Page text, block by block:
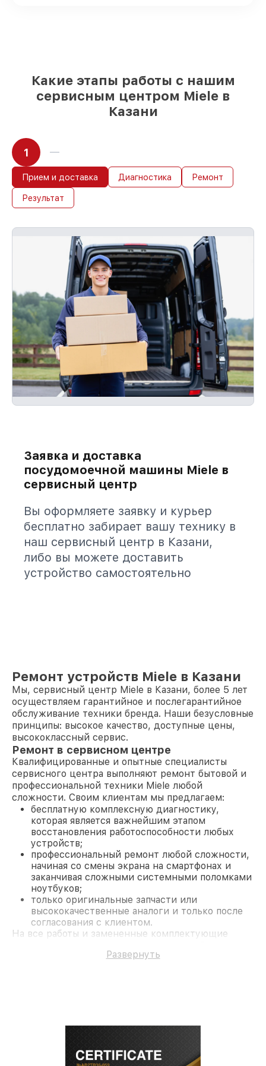
сразу
Какие этапы работы с нашим
сервисным центром Miele в
Казани
1
Прием и доставка Диагностика Ремонт
Результат
Заявка и доставка
посудомоечной машины Miele в
сервисный центр
Вы оформляете заявку и курьер
бесплатно забирает вашу технику в
наш сервисный центр в Казани,
либо вы можете доставить
устройство самостоятельно
Ремонт устройств Miele в Казани
Мы, сервисный центр Miele в Казани, более 5 лет
осуществляем гарантийное и послегарантийное
обслуживание техники бренда. Наши безусловные
принципы: высокое качество, доступные цены,
высококлассный сервис.
Ремонт в сервисном центре
Квалифицированные и опытные специалисты
сервисного центра выполняют ремонт бытовой и
профессиональной техники Miele любой
сложности. Своим клиентам мы предлагаем:
бесплатную комплексную диагностику,
которая является важнейшим этапом
восстановления работоспособности любых
устройств;
профессиональный ремонт любой сложности,
начиная со смены экрана на смартфонах и
заканчивая сложными системными поломками
ноутбуков;
только оригинальные запчасти или
высококачественные аналоги и только после
согласования с клиентом.
На все работы и замененные комплектующие
поломки по условиям гарантии, мы бесплатно
безупречной репутацией;
лицензированное ПО в ремонтно-
диагностических мастерских;
Развернуть